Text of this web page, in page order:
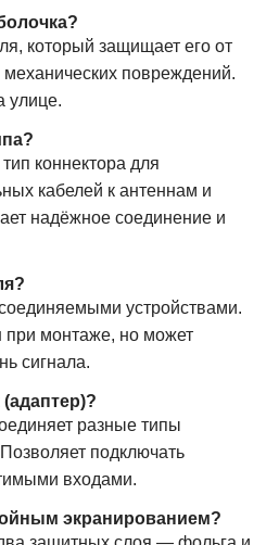
который защищает его от
механических повреждений.
улице.
коннектора для
кабелей к антеннам и
надёжное соединение и
устройствами.
при монтаже, но может
сигнала.
разные типы
подключать
входами.
экранированием?